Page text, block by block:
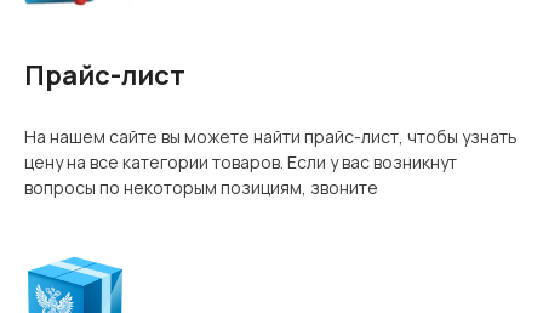
Прайс-лист
На нашем сайте вы можете найти прайс-лист, чтобы узнать
цену на все категории товаров. Если у вас возникнут
вопросы по некоторым позициям, звоните